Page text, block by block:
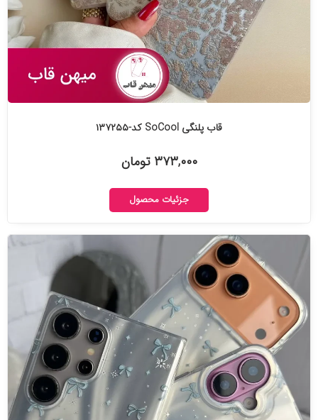
قاب پلنگی SoCool کد-۱۳۷۲۵۵
۳۷۳,۰۰۰ تومان
جزئیات محصول